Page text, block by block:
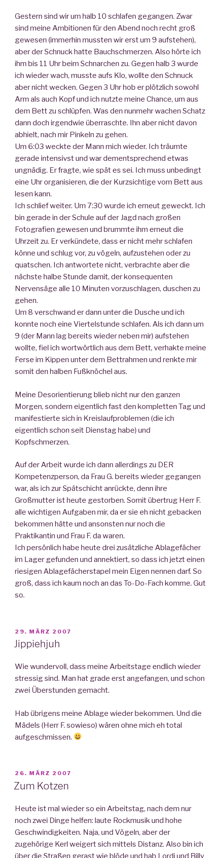
Gestern sind wir um halb 10 schlafen gegangen. Zwar
sind meine Ambitionen für den Abend noch recht groß
gewesen (immerhin mussten wir erst um 9 aufstehen),
aber der Schnuck hatte Bauchschmerzen. Also hörte ich
ihm bis 11 Uhr beim Schnarchen zu. Gegen halb 3 wurde
ich wieder wach, musste aufs Klo, wollte den Schnuck
aber nicht wecken. Gegen 3 Uhr hob er plötzlich sowohl
Arm als auch Kopf und ich nutzte meine Chance, um aus
dem Bett zu schlüpfen. Was den nunmehr wachen Schatz
dann doch irgendwie überraschte. Ihn aber nicht davon
abhielt, nach mir Pinkeln zu gehen.
Um 6:03 weckte der Mann mich wieder. Ich träumte
gerade intensivst und war dementsprechend etwas
ungnädig. Er fragte, wie spät es sei. Ich muss unbedingt
eine Uhr organisieren, die der Kurzsichtige vom Bett aus
lesen kann.
Ich schlief weiter. Um 7:30 wurde ich erneut geweckt. Ich
bin gerade in der Schule auf der Jagd nach großen
Fotografien gewesen und brummte ihm erneut die
Uhrzeit zu. Er verkündete, dass er nicht mehr schlafen
könne und schlug vor, zu vögeln, aufzustehen oder zu
quatschen. Ich antwortete nicht, verbrachte aber die
nächste halbe Stunde damit, der konsequenten
Nervensäge alle 10 Minuten vorzuschlagen, duschen zu
gehen.
Um 8 verschwand er dann unter die Dusche und ich
konnte noch eine Viertelstunde schlafen. Als ich dann um
9 (der Mann lag bereits wieder neben mir) aufstehen
wollte, fiel ich wortwörtlich aus dem Bett, verhakte meine
Ferse im Kippen unter dem Bettrahmen und renkte mir
somit den halben Fußknöchel aus.
Meine Desorientierung blieb nicht nur den ganzen
Morgen, sondern eigentlich fast den kompletten Tag und
manifestierte sich in Kreislaufproblemen (die ich
eigentlich schon seit Dienstag habe) und
Kopfschmerzen.
Auf der Arbeit wurde ich dann allerdings zu DER
Kompetenzperson, da Frau G. bereits wieder gegangen
war, als ich zur Spätschicht anrückte, denn ihre
Großmutter ist heute gestorben. Somit übertrug Herr F.
alle wichtigen Aufgaben mir, da er sie eh nicht gebacken
bekommen hätte und ansonsten nur noch die
Praktikantin und Frau F. da waren.
Ich persönlich habe heute drei zusätzliche Ablagefächer
im Lager gefunden und annektiert, so dass ich jetzt einen
riesigen Ablagefächerstapel mein Eigen nennen darf. So
groß, dass ich kaum noch an das To-Do-Fach komme. Gut
so.
VERÖFFENTLICHT
AM
29. MÄRZ 2007
Jippiehjuh
Wie wundervoll, dass meine Arbeitstage endlich wieder
stressig sind. Man hat grade erst angefangen, und schon
zwei Überstunden gemacht.
Hab übrigens meine Ablage wieder bekommen. Und die
Mädels (Herr F. sowieso) wären ohne mich eh total
aufgeschmissen.
VERÖFFENTLICHT
AM
26. MÄRZ 2007
Zum Kotzen
Heute ist mal wieder so ein Arbeitstag, nach dem nur
noch zwei Dinge helfen: laute Rockmusik und hohe
Geschwindigkeiten. Naja, und Vögeln, aber der
zugehörige Kerl weigert sich mittels Distanz. Also bin ich
über die Straßen gerast wie blöde und hab Lordi und Billy